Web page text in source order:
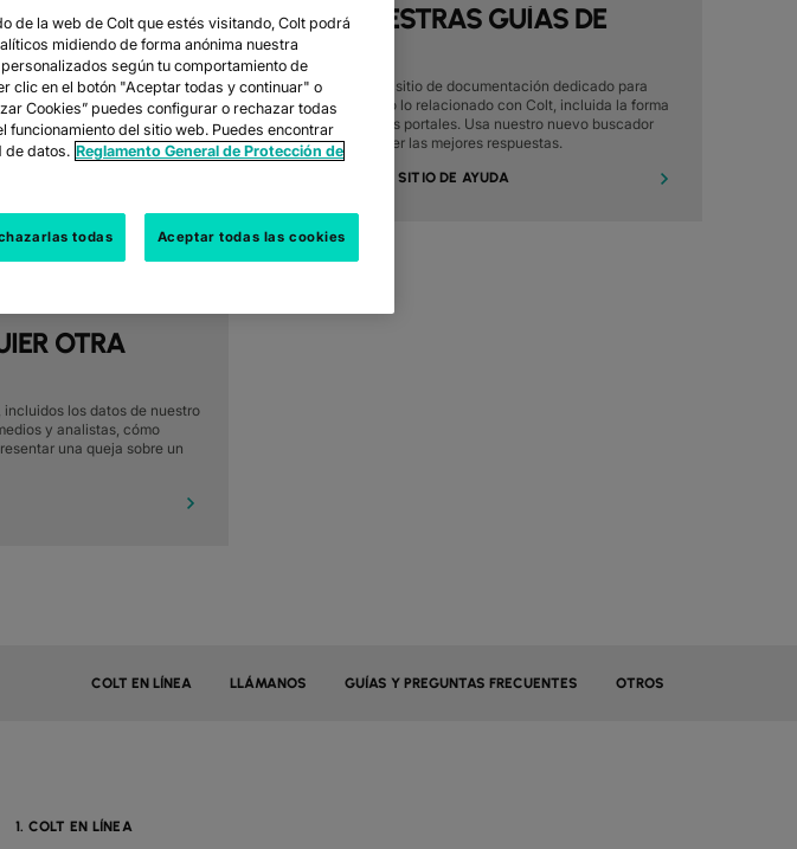
LOCAL
líneas de soporte dedicadas.
disponibles para ofrecerte
lo necesites.
3. LEE NUESTRAS GUÍAS DE
AYUDA
Hemos creado un sitio de documentación dedicado para
ayudarte con todo lo relacionado con Colt, incluida la forma
de utilizar nuestros portales. Usa nuestro nuevo buscador
con IA para obtener las mejores respuestas.
VISITA NUESTRO SITIO DE AYUDA
OTRA
los datos de nuestro
y analistas, cómo
una queja sobre un
COLT EN LÍNEA LLÁMANOS GUÍAS Y PREGUNTAS FRECUENTES OTROS
1. COLT EN LÍNEA
de la web de Colt que estés visitando, Colt podrá
midiendo de forma anónima nuestra
según tu comportamiento de
clic en el botón "Aceptar todas y continuar" o
Cookies” puedes configurar o rechazar todas
funcionamiento del sitio web. Puedes encontrar
de datos. Reglamento General de Protección de
todas Aceptar todas las cookies